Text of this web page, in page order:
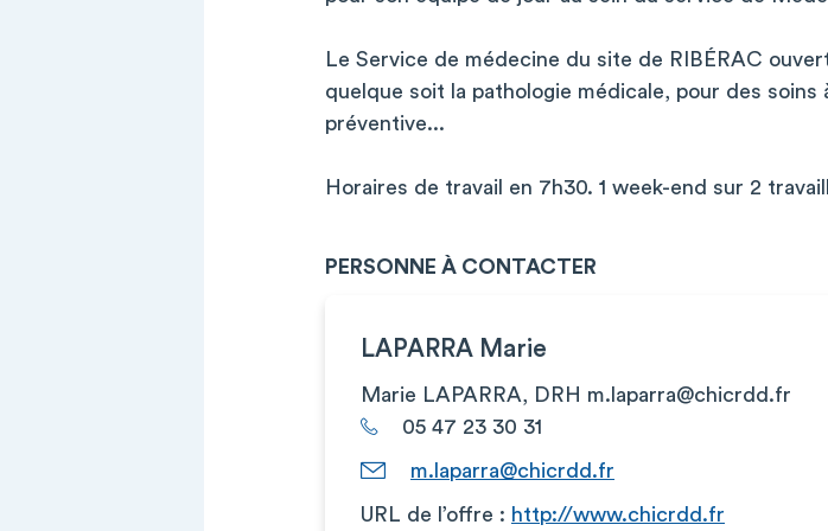
Le Service de médecine du site de RIBÉRAC
quelque soit la pathologie médicale, pour des
préventive...
Horaires de travail en 7h30. 1 week-end sur 2
PERSONNE À CONTACTER
LAPARRA Marie
Marie LAPARRA, DRH m.laparra@chicrdd.fr
05 47 23 30 31
m.laparra@chicrdd.fr
URL de l’offre : http://www.chicrdd.fr